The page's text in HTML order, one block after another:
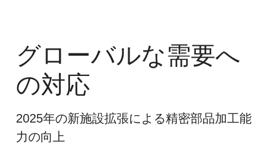
グローバルな需要へ
の対応
2025年の新施設拡張による精密部品加工能
力の向上